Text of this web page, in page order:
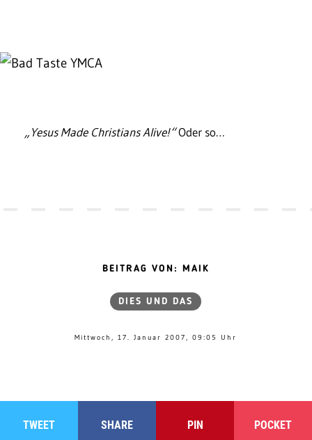
„Yesus Made Christians Alive!“Oder so…
BEITRAG VON: MAIK
DIES UND DAS
Mittwoch, 17. Januar 2007, 09:05 Uhr
TWEET SHARE PIN POCKET